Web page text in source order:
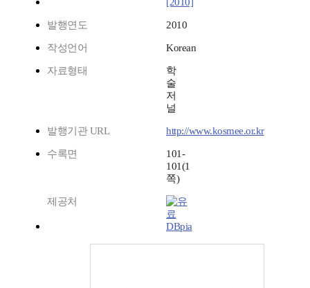
[2010]
발행연도 2010
작성언어 Korean
자료형태
학
술
저
널
발행기관 URL http://www.kosmee.or.kr
수록면
101-
101(1
쪽)
제공처
DBpia